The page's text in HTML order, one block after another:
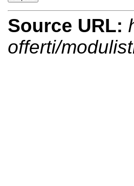
Source URL:
offerti/